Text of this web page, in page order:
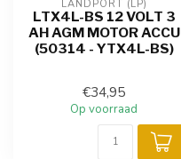
LANDPORT (LP)
LTX4L-BS 12 VOLT 3
AH AGM MOTOR ACCU
(50314 - YTX4L-BS)
€34,95
Op voorraad